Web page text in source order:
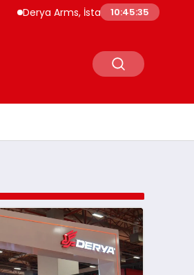
Derya Arms, İstanbul Prohunt 2026’da
10:45:36